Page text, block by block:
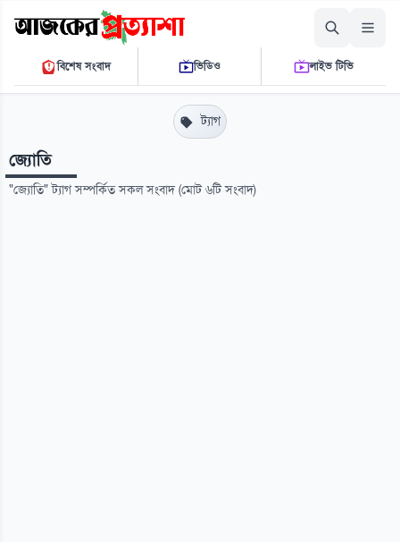
শুক্রবার, ০৭ আগস্ট ২০২৬
০৭:৪৫:০২ এ.এম.THE DAILY AJKER PROTTASHA
বিশেষ সংবাদ ভিডিও লাইভ টিভি
ট্যাগ
জ্যোতি
"জ্যোতি" ট্যাগ সম্পর্কিত সকল সংবাদ (মোট ৬টি সংবাদ)